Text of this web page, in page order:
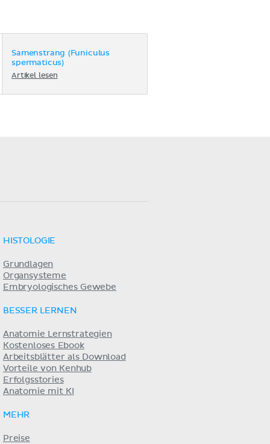
Samenstrang (Funiculus
spermaticus)
Artikel lesen
HISTOLOGIE
Grundlagen
Organsysteme
Embryologisches Gewebe
BESSER LERNEN
Anatomie Lernstrategien
Kostenloses Ebook
Arbeitsblätter als Download
Vorteile von Kenhub
Erfolgsstories
Anatomie mit KI
MEHR
Preise